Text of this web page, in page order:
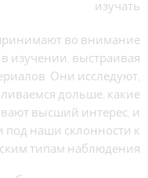
изучать.
во внимание
изучении, выстраивая
Они исследуют,
дольше, какие
высший интерес, и
под наши склонности к
типам наблюдения.